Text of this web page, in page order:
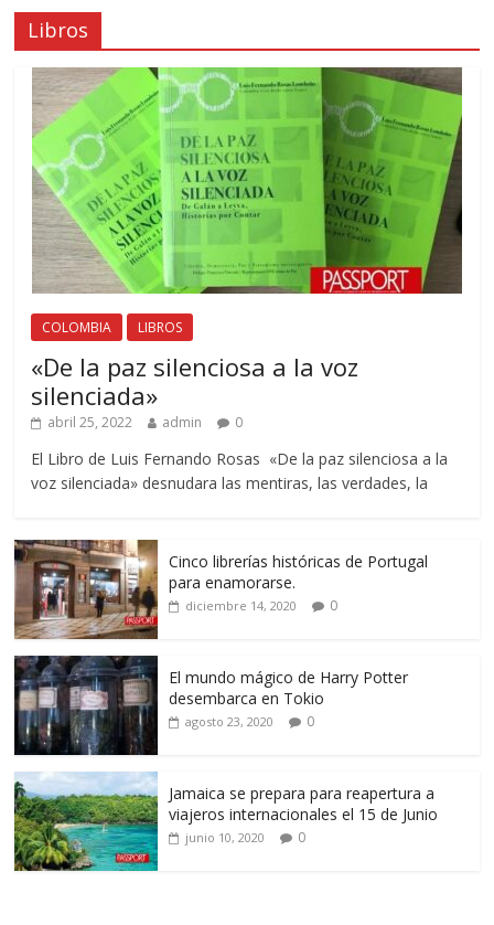
Libros
COLOMBIA LIBROS
«De la paz silenciosa a la voz
silenciada»
abril 25, 2022 admin 0
El Libro de Luis Fernando Rosas «De la paz silenciosa a la
voz silenciada» desnudara las mentiras, las verdades, la
Cinco librerías históricas de Portugal
para enamorarse.
diciembre 14, 2020 0
El mundo mágico de Harry Potter
desembarca en Tokio
agosto 23, 2020 0
Jamaica se prepara para reapertura a
viajeros internacionales el 15 de Junio
junio 10, 2020 0